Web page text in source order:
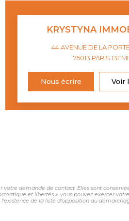
KRYSTYNA
44 AVENUE DE LA
75013 PARIS
Nous écrire Voir
demande de contact. Elles sont
et libertés », vous pouvez exercer
de la liste d'opposition au